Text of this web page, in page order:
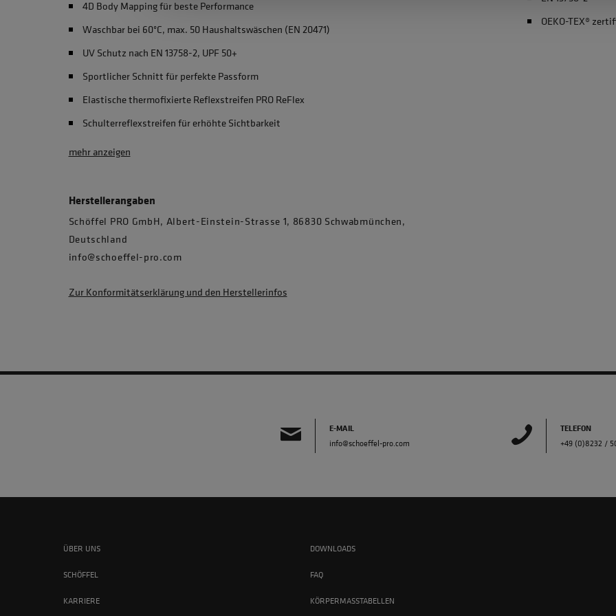
4D Body Mapping für beste Performance
Waschbar bei 60°C, max. 50 Haushaltswäschen (EN 20471)
UV Schutz nach EN 13758-2, UPF 50+
Sportlicher Schnitt für perfekte Passform
Elastische thermofixierte Reflexstreifen PRO ReFlex
Schulterreflexstreifen für erhöhte Sichtbarkeit
mehr anzeigen
Herstellerangaben
Schöffel PRO GmbH, Albert-Einstein-Strasse 1, 86830 Schwabmünchen,
Deutschland
info@schoeffel-pro.com
OEKO-TEX®
Zur Konformitätserklärung und den Herstellerinfos
E-MAIL
info@schoeffel-pro.com
TELEFON
+49 (0)8232 /
ÜBER UNS
SCHÖFFEL
KARRIERE
DOWNLOADS
FAQ
KÖRPERMASSTABELLEN